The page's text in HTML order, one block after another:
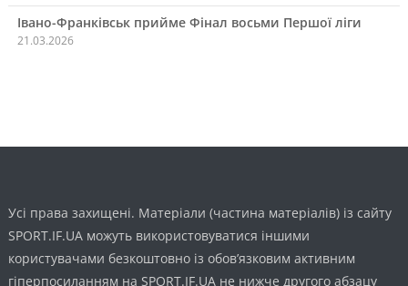
Івано-Франківськ прийме Фінал восьми Першої ліги
21.03.2026
Усі права захищені. Матеріали (частина матеріалів) із сайту
SPORT.IF.UA можуть використовуватися іншими
користувачами безкоштовно із обов’язковим активним
гіперпосиланням на SPORT.IF.UA не нижче другого абзацу